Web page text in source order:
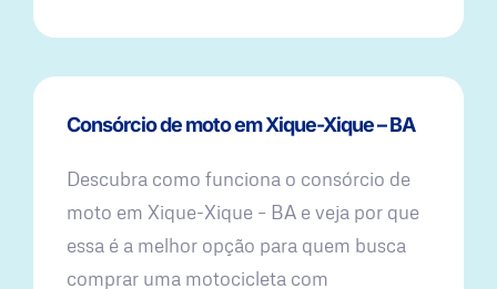
Consórcio de moto em Xique-Xique – BA
Descubra como funciona o consórcio de
moto em Xique-Xique – BA e veja por que
essa é a melhor opção para quem busca
comprar uma motocicleta com